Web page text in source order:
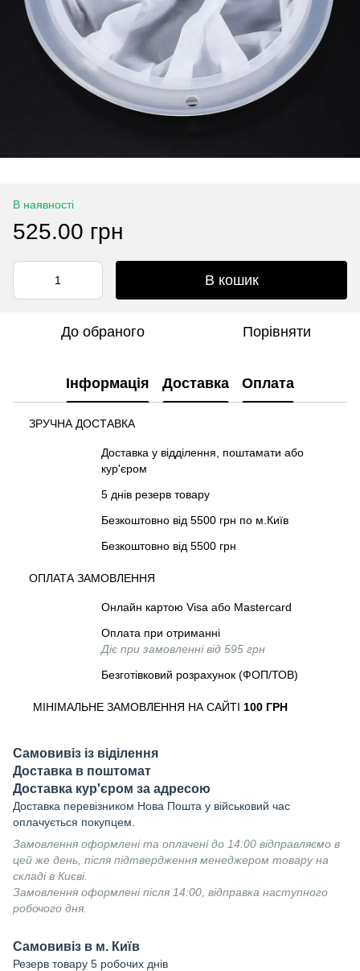
В наявності
525.00 грн
В кошик
До обраного Порівняти
Інформація Доставка Оплата
ЗРУЧНА ДОСТАВКА
Доставка у відділення, поштамати або
кур'єром
5 днів резерв товару
Безкоштовно від 5500 грн по м.Київ
Безкоштовно від 5500 грн
ОПЛАТА ЗАМОВЛЕННЯ
Онлайн картою Visa або Mastercard
Оплата при отриманні
Діє при замовленні від 595 грн
Безготівковий розрахунок (ФОП/ТОВ)
МІНІМАЛЬНЕ ЗАМОВЛЕННЯ НА САЙТІ 100 ГРН
Самовивіз із віділення
Доставка в поштомат
Доставка кур'єром за адресою
Доставка перевізником Нова Пошта у військовий час
оплачується покупцем.
Замовлення оформлені та оплачені до 14:00 відправляємо в
цей же день, після підтвердження менеджером товару на
складі в Києві.
Замовлення оформлені після 14:00, відправка наступного
робочого дня.
Самовивіз в м. Київ
Резерв товару 5 робочих днів